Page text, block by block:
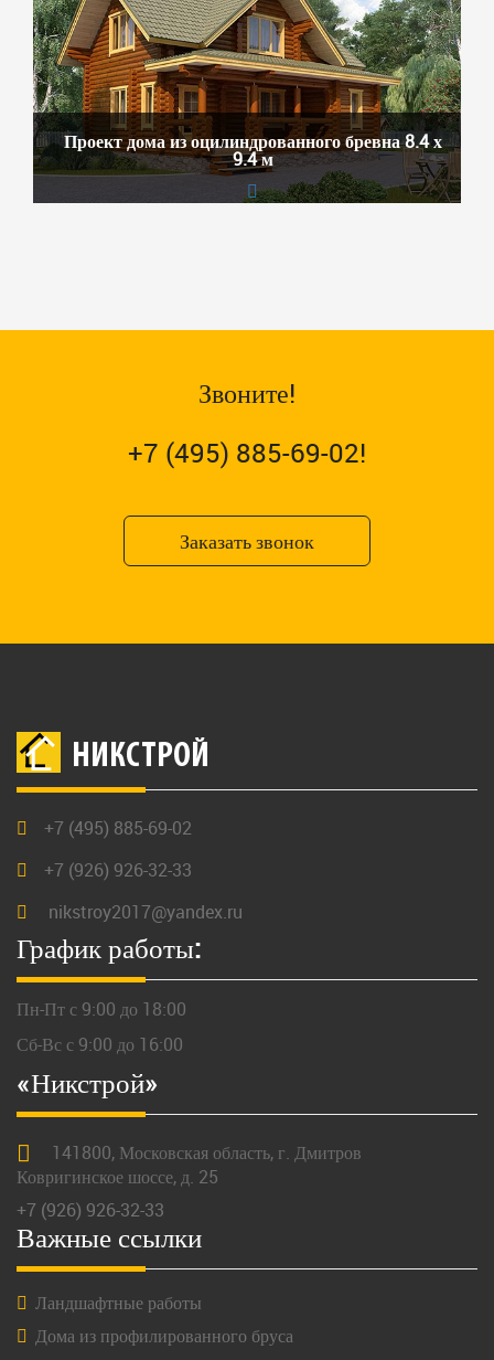
Проект дома из оцилиндрованного бревна 8.4 х
9.4 м
Звоните!
+7 (495) 885-69-02!
Заказать звонок
НИКСТРОЙ
+7 (495) 885-69-02
+7 (926) 926-32-33
nikstroy2017@yandex.ru
График работы:
Пн-Пт с 9:00 до 18:00
Сб-Вс с 9:00 до 16:00
«Никстрой»
141800, Московская область, г. Дмитров
Ковригинское шоссе, д. 25
+7 (926) 926-32-33
Важные ссылки
Ландшафтные работы
Дома из профилированного бруса